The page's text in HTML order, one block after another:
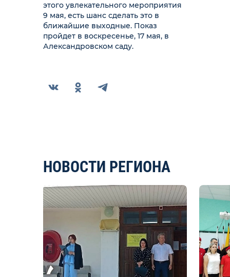
этого увлекательного мероприятия
9 мая, есть шанс сделать это в
ближайшие выходные. Показ
пройдет в воскресенье, 17 мая, в
Александровском саду.
НОВОСТИ РЕГИОНА